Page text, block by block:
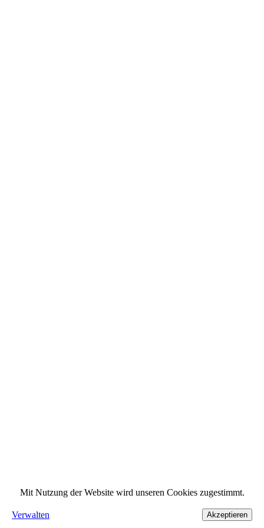
Mit Nutzung der Website wird unseren Cookies zugestimmt.
Verwalten Akzeptieren